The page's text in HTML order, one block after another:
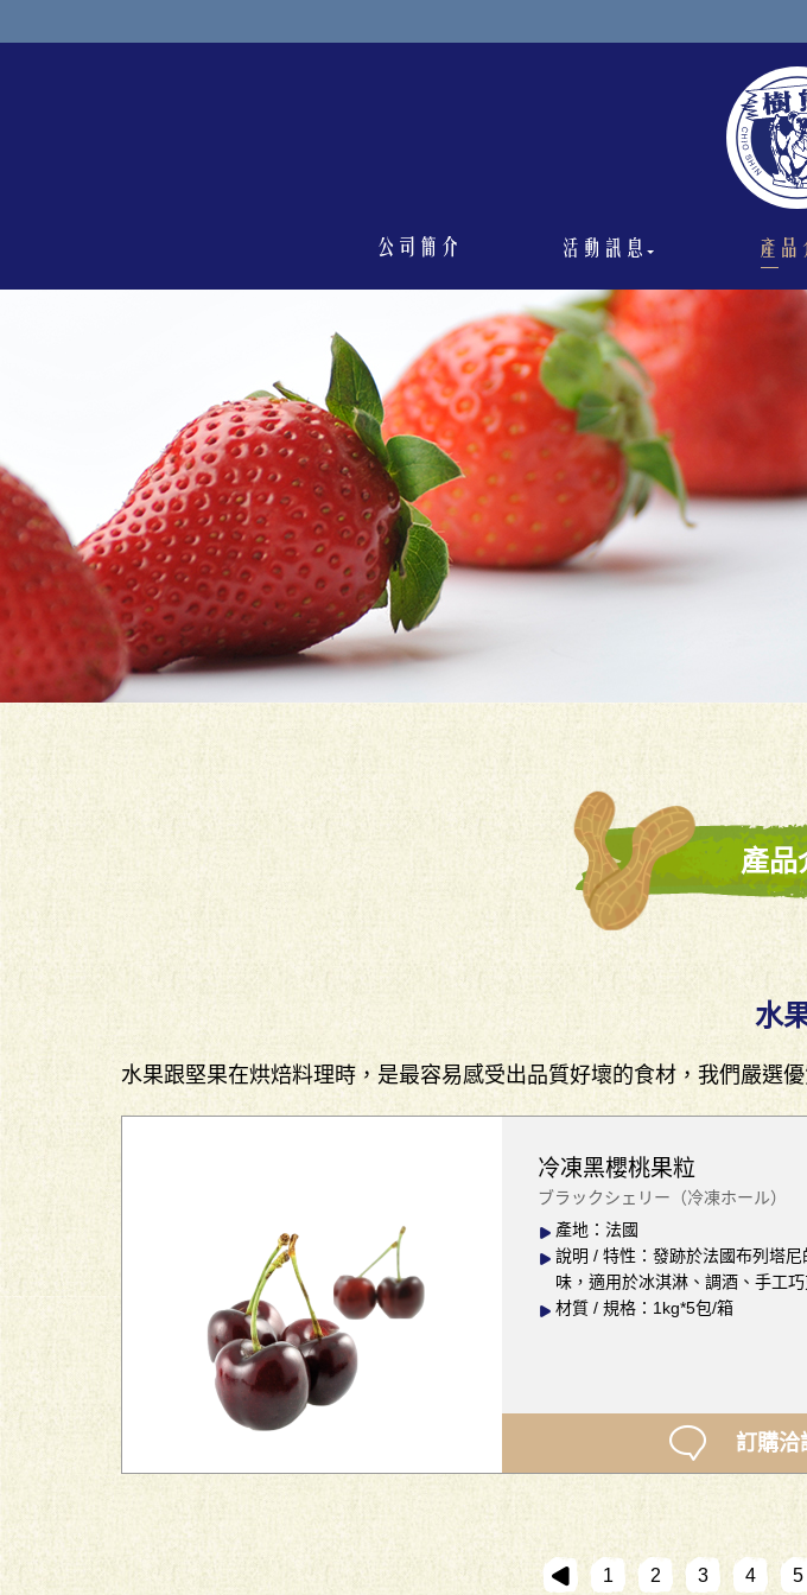
產品
水
水果跟堅果在烘焙料理時，是最容易感受出品質好壞的食材，我們嚴選
冷凍黑櫻桃果粒
ブラックシェリー（冷凍ホール）
產地：法國
說明 / 特性：發跡於法國布列塔
味，適用於冰淇淋、調酒、手工
材質 / 規格：1kg*5包/箱
訂購洽
1 2 3 4 5